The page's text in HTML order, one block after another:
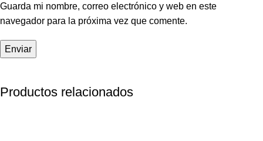
Guarda mi nombre, correo electrónico y web en este
navegador para la próxima vez que comente.
Productos relacionados